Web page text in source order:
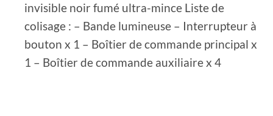
invisible noir fumé ultra-mince Liste de
colisage : – Bande lumineuse – Interrupteur à
bouton x 1 – Boîtier de commande principal x
1 – Boîtier de commande auxiliaire x 4